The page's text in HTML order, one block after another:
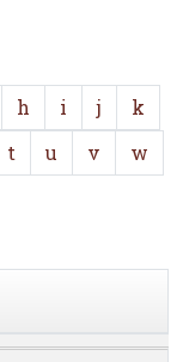
h i j
k
t u v
w